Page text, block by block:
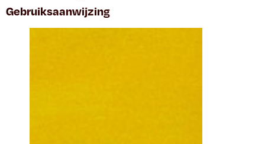
Gebruiksaanwijzing